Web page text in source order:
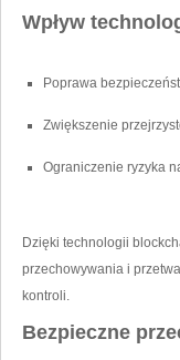
Wpływ
Poprawa
Zwiększenie
Ograniczenie ryzyka
Dzięki technologii
przechowywania i
kontroli.
Bezpieczne